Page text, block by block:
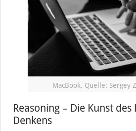
MacBook, Quelle: Sergey
Reasoning – Die Kunst des
Denkens